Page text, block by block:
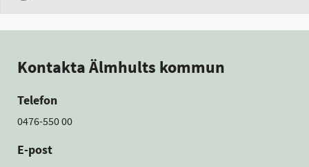
Kontakta Älmhults kommun
Telefon
0476-550 00
E-post